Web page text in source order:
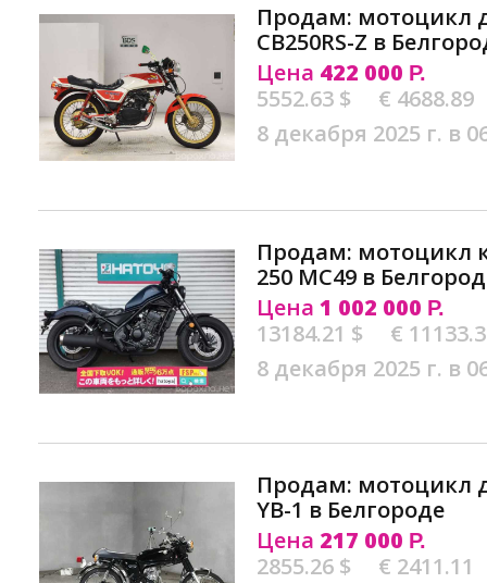
Продам: мотоцикл
CB250RS-Z в
Цена 422 000 Р.
5552.63 $
€ 4688.89
8 декабря 2025 г. в
Продам: мотоцикл
250 MC49 в
Цена 1 002 000 Р.
13184.21 $
€
8 декабря 2025 г. в
Продам: мотоцикл
YB-1 в Белгороде
Цена 217 000 Р.
2855.26 $
€ 2411.11